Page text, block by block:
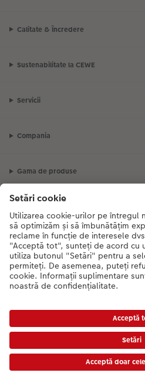
Calitate & Încredere
Sustenabilitate la CEWE
Servicii
Compania
Gama de produse
să ne contactati telefonic:0316 300 693
17:30
Prețurile sunt prețuri de consum